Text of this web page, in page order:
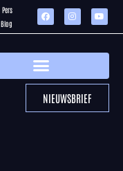
Pers
Blog
NIEUWSBRIEF